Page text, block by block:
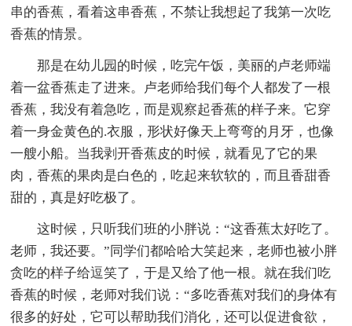
串的香蕉，看着这串香蕉，不禁让我想起了我第一次吃
香蕉的情景。
那是在幼儿园的时候，吃完午饭，美丽的卢老师端
着一盆香蕉走了进来。卢老师给我们每个人都发了一根
香蕉，我没有着急吃，而是观察起香蕉的样子来。它穿
着一身金黄色的.衣服，形状好像天上弯弯的月牙，也像
一艘小船。当我剥开香蕉皮的时候，就看见了它的果
肉，香蕉的果肉是白色的，吃起来软软的，而且香甜香
甜的，真是好吃极了。
这时候，只听我们班的小胖说：“这香蕉太好吃了。
老师，我还要。”同学们都哈哈大笑起来，老师也被小胖
贪吃的样子给逗笑了，于是又给了他一根。就在我们吃
香蕉的时候，老师对我们说：“多吃香蕉对我们的身体有
很多的好处，它可以帮助我们消化，还可以促进食欲，